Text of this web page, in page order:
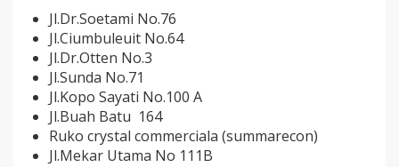
Jl.Dr.Soetami No.76
Jl.Ciumbuleuit No.64
Jl.Dr.Otten No.3
Jl.Sunda No.71
Jl.Kopo Sayati No.100 A
Jl.Buah Batu 164
Ruko crystal commerciala (summarecon)
Jl.Mekar Utama No 111B